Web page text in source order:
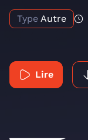
Type Autre
Lire